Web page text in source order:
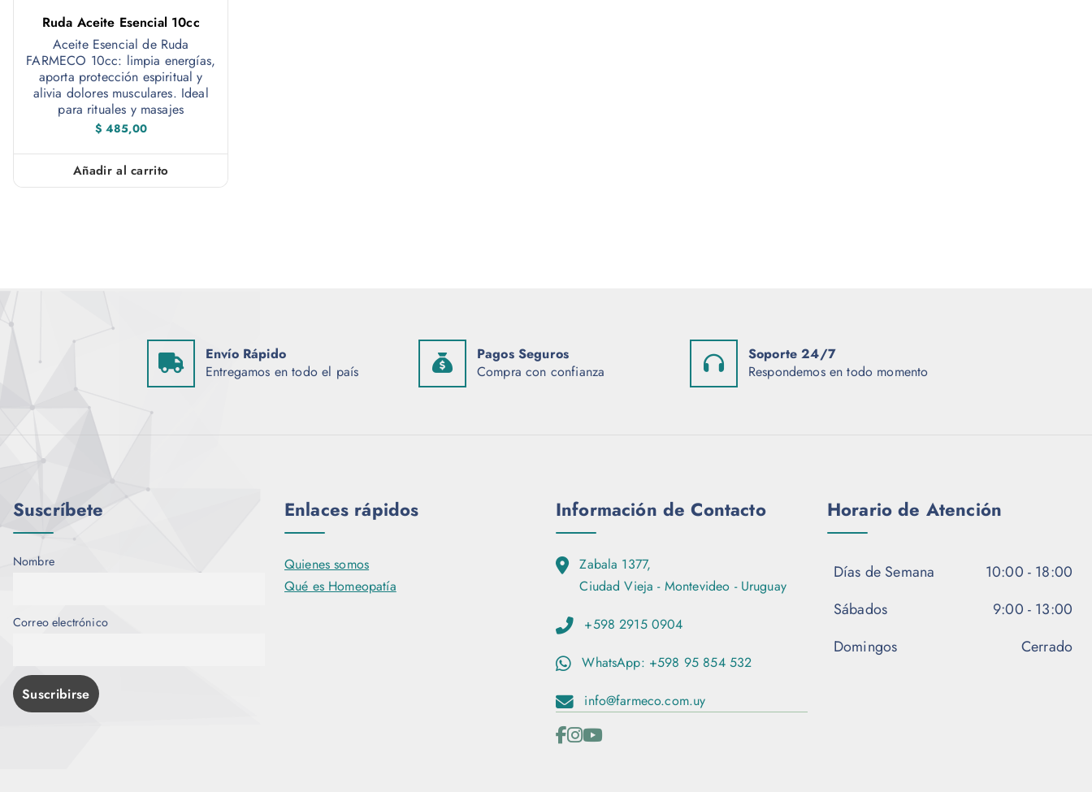
Ruda Aceite Esencial 10cc
Aceite Esencial de Ruda
FARMECO 10cc: limpia energías,
aporta protección espiritual y
alivia dolores musculares. Ideal
para rituales y masajes
$ 485,00
Añadir al carrito
Envío Rápido
Entregamos en todo el país
Pagos Seguros
Compra con confianza
Soporte 24/7
Respondemos en todo momento
Suscríbete
Nombre
Correo electrónico
Enlaces rápidos
Quienes somos
Qué es Homeopatía
Información de Contacto
Zabala 1377,
Ciudad Vieja - Montevideo - Uruguay
+598 2915 0904
WhatsApp: +598 95 854 532
info@farmeco.com.uy
Horario de Atención
Días de Semana
10:00 - 18:00
Sábados
9:00 - 13:00
Domingos
Cerrado